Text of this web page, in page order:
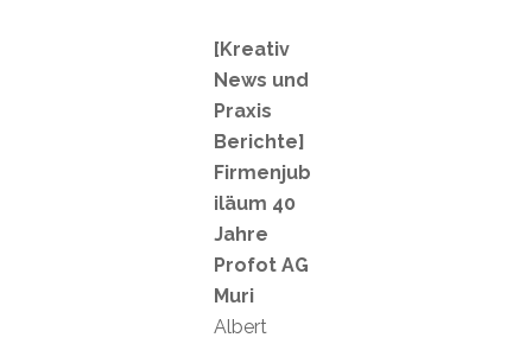
[Kreativ
News und
Praxis
Berichte]
Firmenjub
iläum 40
Jahre
Profot AG
Muri
Albert